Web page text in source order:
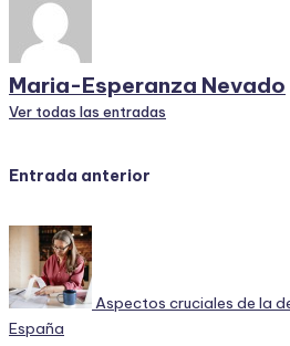
Maria-Esperanza Nevado
Ver todas las entradas
Navegación
de
entradas
Entrada anterior
Aspectos cruciales de la
España